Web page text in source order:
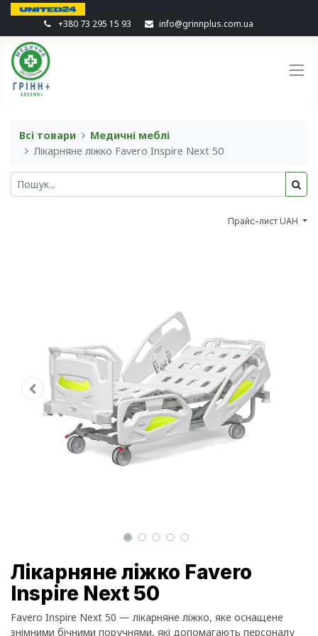
+380 73 295 15 93 info@grinnplus.com.ua
Всі товари
Медичні меблі
Лікарняне ліжко Favero Inspire Next 50
Прайс-лист UAH
Лікарняне ліжко Favero
Inspire Next 50
Favero Inspire Next 50 — лікарняне ліжко, яке оснащене
знімними бічними поручнями, які допомагають персоналу